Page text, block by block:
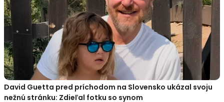
David Guetta pred príchodom na Slovensko ukázal svoju
nežnú stránku: Zdieľal fotku so synom